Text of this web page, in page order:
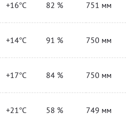
+16°C 82 % 751 мм
+14°C 91 % 750 мм
+17°C 84 % 750 мм
+21°C 58 % 749 мм